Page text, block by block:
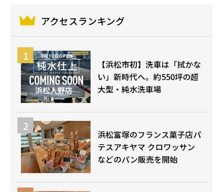
アクセスランキング
【浜松市初】洗車は「拭かな
い」新時代へ。約550坪の超
大型・純水洗車場
浜松富塚のフランス菓子店パ
テスアキヤマ クロワッサン
などのパン販売を開始